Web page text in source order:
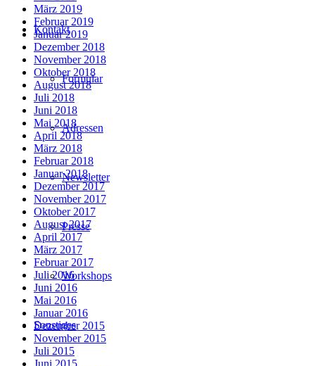
Kontakt
Formular
Adressen
Newsletter
Presse
Workshops
Sonstiges
März 2019
Februar 2019
Januar 2019
Dezember 2018
November 2018
Oktober 2018
August 2018
Juli 2018
Juni 2018
Mai 2018
April 2018
März 2018
Februar 2018
Januar 2018
Dezember 2017
November 2017
Oktober 2017
August 2017
April 2017
März 2017
Februar 2017
Juli 2016
Juni 2016
Mai 2016
Januar 2016
Dezember 2015
November 2015
Juli 2015